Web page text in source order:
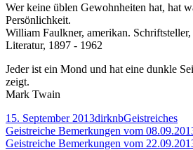
Wer keine üblen Gewohnheiten hat, hat
Persönlichkeit.
William Faulkner, amerikan.
Literatur, 1897 - 1962
Jeder ist ein Mond und hat eine dunkle
zeigt.
Mark Twain
Veröffentlicht
am
15. September 2013Autor
dirknbKategorien
Geistreiches
Beitragsnavigation
Vorheriger
Beitrag:
Geistreiche Bemerkungen vom
Nächster
Geistreiche Bemerkungen vom